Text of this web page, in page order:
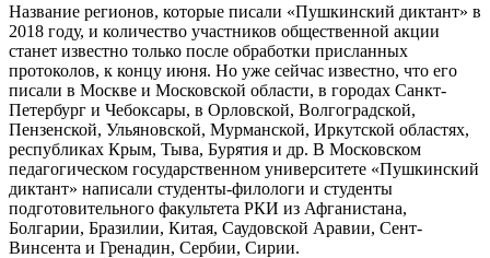
Название регионов, которые писали «Пушкинский диктант» в
2018 году, и количество участников общественной акции
станет известно только после обработки присланных
протоколов, к концу июня. Но уже сейчас известно, что его
писали в Москве и Московской области, в городах Санкт-
Петербург и Чебоксары, в Орловской, Волгоградской,
Пензенской, Ульяновской, Мурманской, Иркутской областях,
республиках Крым, Тыва, Бурятия и др. В Московском
педагогическом государственном университете «Пушкинский
диктант» написали студенты-филологи и студенты
подготовительного факультета РКИ из Афганистана,
Болгарии, Бразилии, Китая, Саудовской Аравии, Сент-
Винсента и Гренадин, Сербии, Сирии.